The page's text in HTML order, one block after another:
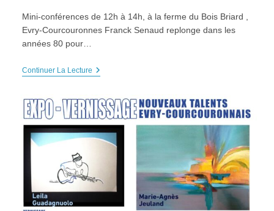
Mini-conférences de 12h à 14h, à la ferme du Bois Briard ,
Evry-Courcouronnes Franck Senaud replonge dans les
années 80 pour…
Continuer La LectureMINI-
Années
80”,
Sam
4
Et
2024